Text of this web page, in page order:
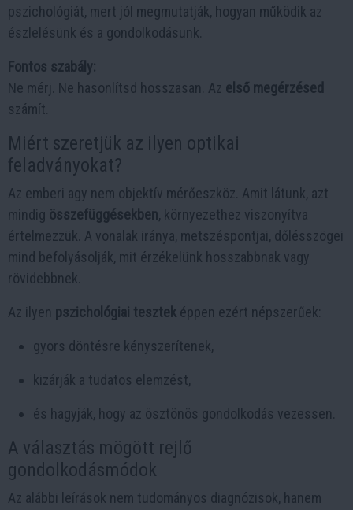
pszichológiát, mert jól megmutatják, hogyan működik az
észlelésünk és a gondolkodásunk.
Fontos szabály:
Ne mérj. Ne hasonlítsd hosszasan. Az első megérzésed
számít.
Miért szeretjük az ilyen optikai
feladványokat?
Az emberi agy nem objektív mérőeszköz. Amit látunk, azt
mindig összefüggésekben, környezethez viszonyítva
értelmezzük. A vonalak iránya, metszéspontjai, dőlésszögei
mind befolyásolják, mit érzékelünk hosszabbnak vagy
rövidebbnek.
Az ilyen pszichológiai tesztek éppen ezért népszerűek:
gyors döntésre kényszerítenek,
kizárják a tudatos elemzést,
és hagyják, hogy az ösztönös gondolkodás vezessen.
A választás mögött rejlő
gondolkodásmódok
Az alábbi leírások nem tudományos diagnózisok, hanem